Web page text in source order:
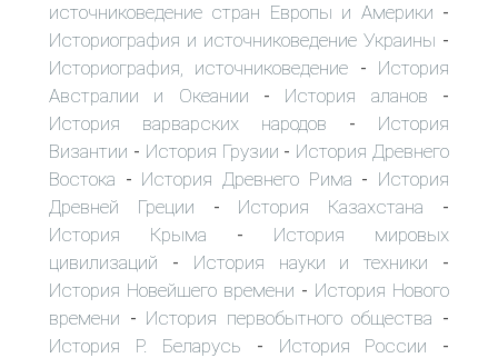
источниковедение стран Европы и Америки -
Историография и источниковедение Украины -
Историография, источниковедение - История
Австралии и Океании - История аланов -
История варварских народов - История
Византии - История Грузии - История Древнего
Востока - История Древнего Рима - История
Древней Греции - История Казахстана -
История Крыма - История мировых
цивилизаций - История науки и техники -
История Новейшего времени - История Нового
времени - История первобытного общества -
История Р. Беларусь - История России -